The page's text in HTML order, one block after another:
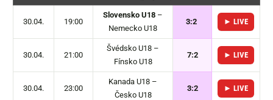
30.04. 19:00
Slovensko U18 –
Nemecko U18
3:2 ► LIVE
30.04. 21:00
Švédsko U18 –
Fínsko U18
7:2 ► LIVE
30.04. 23:00
Kanada U18 –
Česko U18
3:2 ► LIVE